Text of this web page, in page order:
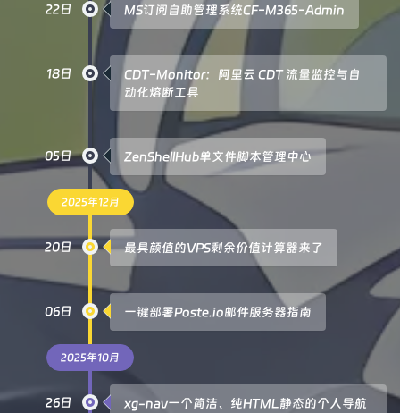
22日 MS订阅自助管理系统CF-M365-Admin
18日
CDT-Monitor：阿里云 CDT 流量监控与自
动化熔断工具
05日 ZenShellHub单文件脚本管理中心
2025年12月
20日 最具颜值的VPS剩余价值计算器来了
06日 一键部署Poste.io邮件服务器指南
2025年10月
26日
xg-nav一个简洁、纯HTML静态的个人导航